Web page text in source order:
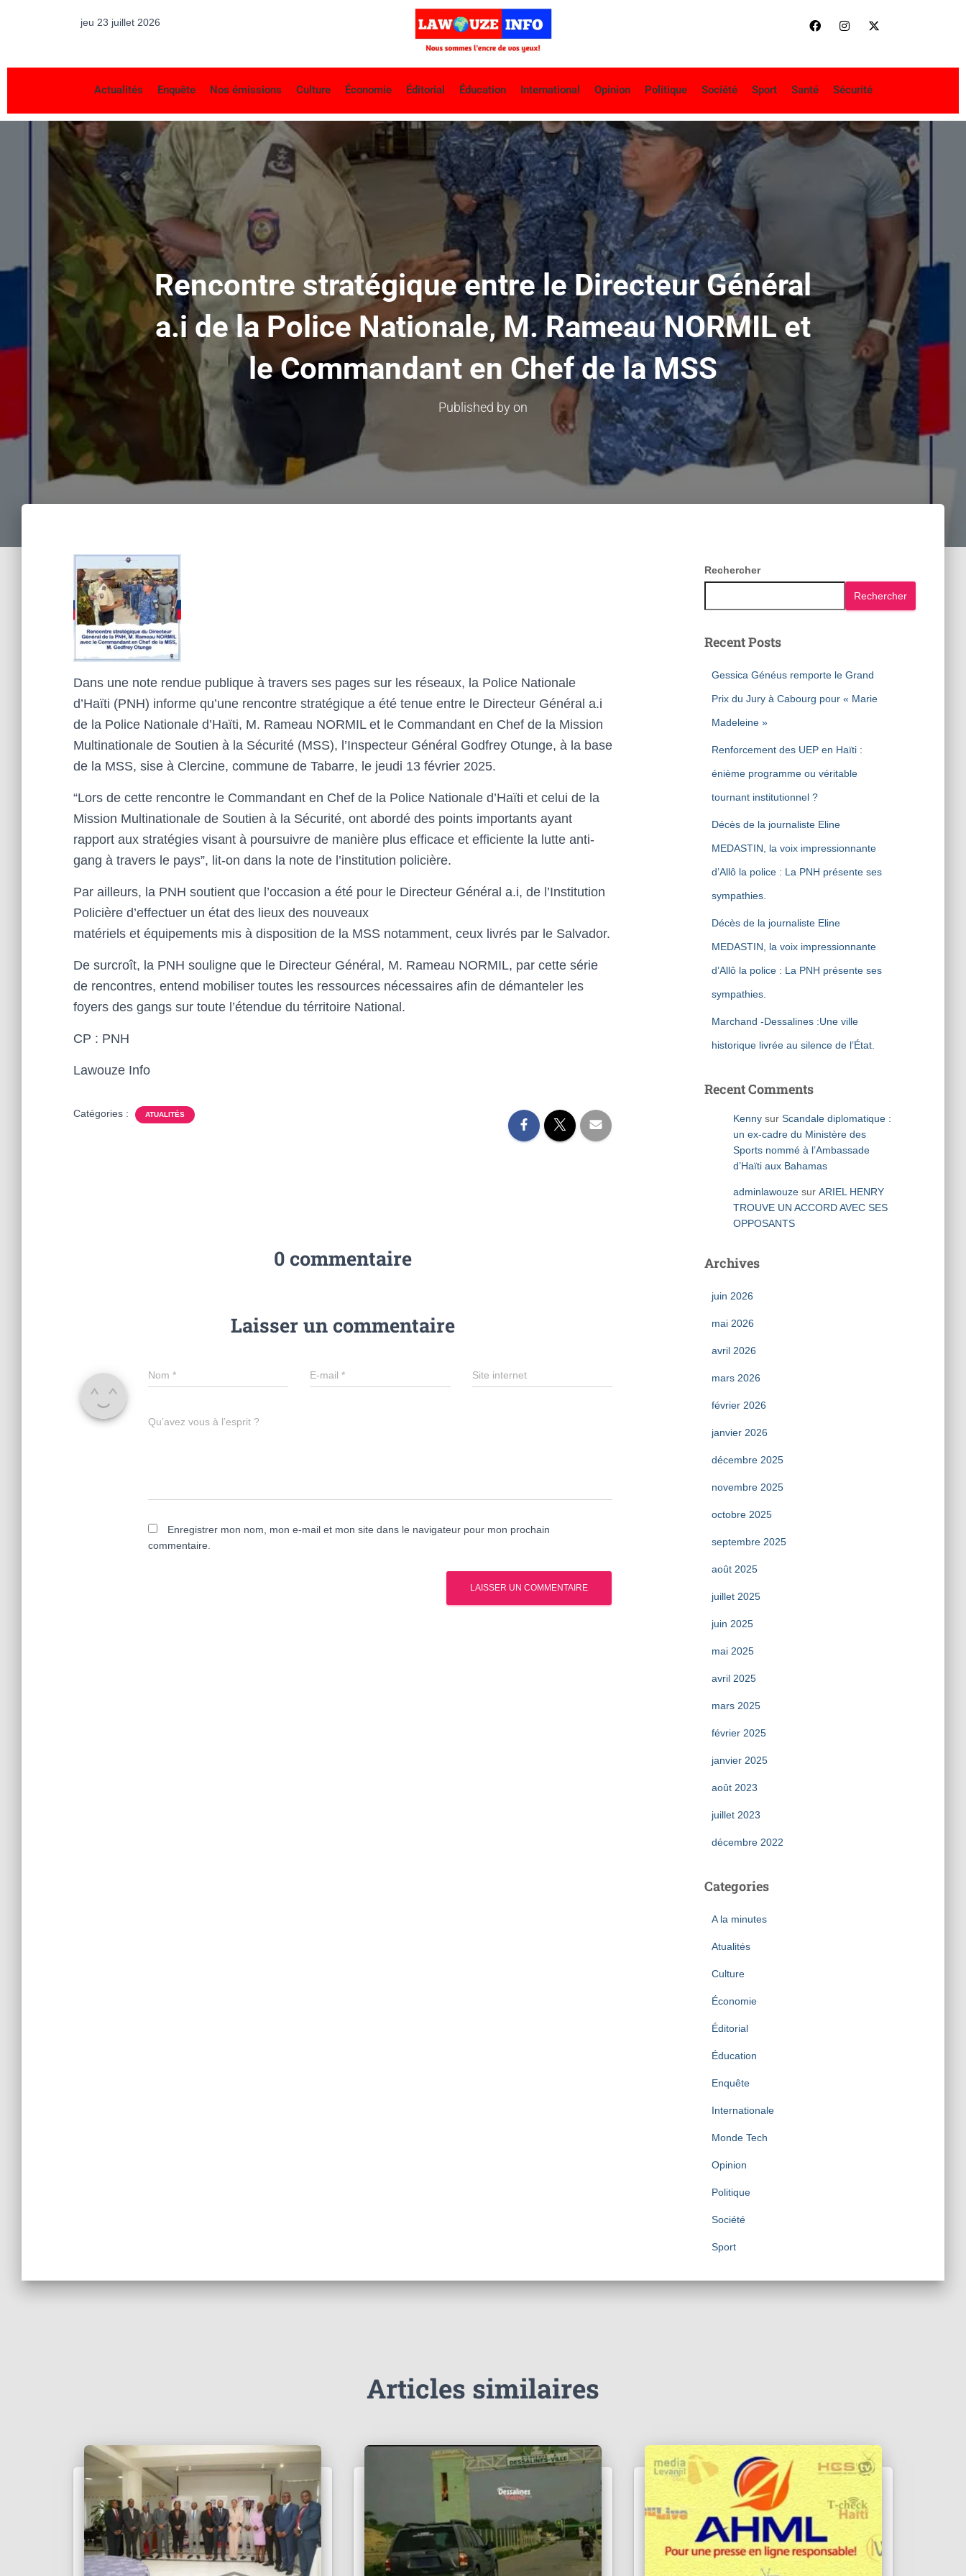
jeu 23 juillet 2026
Actualités Enquête Nos émissions Culture Économie Éditorial Éducation International Opinion Politique Société Sport Santé Sécurité
Rencontre stratégique entre le Directeur Général
a.i de la Police Nationale, M. Rameau NORMIL et
le Commandant en Chef de la MSS
Published by on
Dans une note rendue publique à travers ses pages sur les réseaux, la Police Nationale
d’Haïti (PNH) informe qu’une rencontre stratégique a été tenue entre le Directeur Général a.i
de la Police Nationale d’Haïti, M. Rameau NORMIL et le Commandant en Chef de la Mission
Multinationale de Soutien à la Sécurité (MSS), l’Inspecteur Général Godfrey Otunge, à la base
de la MSS, sise à Clercine, commune de Tabarre, le jeudi 13 février 2025.
“Lors de cette rencontre le Commandant en Chef de la Police Nationale d’Haïti et celui de la
Mission Multinationale de Soutien à la Sécurité, ont abordé des points importants ayant
rapport aux stratégies visant à poursuivre de manière plus efficace et efficiente la lutte anti-
gang à travers le pays”, lit-on dans la note de l’institution policière.
Par ailleurs, la PNH soutient que l’occasion a été pour le Directeur Général a.i, de l’Institution
Policière d’effectuer un état des lieux des nouveaux
matériels et équipements mis à disposition de la MSS notamment, ceux livrés par le Salvador.
De surcroît, la PNH souligne que le Directeur Général, M. Rameau NORMIL, par cette série
de rencontres, entend mobiliser toutes les ressources nécessaires afin de démanteler les
foyers des gangs sur toute l’étendue du térritoire National.
CP : PNH
Lawouze Info
Catégories : ATUALITÉS
0 commentaire
Laisser un commentaire
Nom * E-mail* Site internet
Qu’avez vous à l’esprit ?
Enregistrer mon nom, mon e-mail et mon site dans le navigateur pour mon prochain
commentaire.
Rechercher
Rechercher
Recent Posts
Gessica Généus remporte le Grand
Prix du Jury à Cabourg pour « Marie
Madeleine »
Renforcement des UEP en Haïti :
énième programme ou véritable
tournant institutionnel ?
Décès de la journaliste Eline
MEDASTIN, la voix impressionnante
d’Allô la police : La PNH présente ses
sympathies.
Décès de la journaliste Eline
MEDASTIN, la voix impressionnante
d’Allô la police : La PNH présente ses
sympathies.
Marchand -Dessalines :Une ville
historique livrée au silence de l’État.
Recent Comments
Kennysur Scandale diplomatique :
un ex-cadre du Ministère des
Sports nommé à l’Ambassade
d’Haïti aux Bahamas
adminlawouzesur ARIEL HENRY
TROUVE UN ACCORD AVEC SES
OPPOSANTS
Archives
juin 2026
mai 2026
avril 2026
mars 2026
février 2026
janvier 2026
décembre 2025
novembre 2025
octobre 2025
septembre 2025
août 2025
juillet 2025
juin 2025
mai 2025
avril 2025
mars 2025
février 2025
janvier 2025
août 2023
juillet 2023
décembre 2022
Categories
A la minutes
Atualités
Culture
Économie
Éditorial
Éducation
Enquête
Internationale
Monde Tech
Opinion
Politique
Société
Sport
Articles similaires